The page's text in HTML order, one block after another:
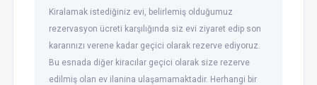
Kiralamak istediğiniz evi, belirlemiş olduğumuz
rezervasyon ücreti karşılığında siz evi ziyaret edip son
kararınızı verene kadar geçici olarak rezerve ediyoruz.
Bu esnada diğer kiracılar geçici olarak size rezerve
edilmiş olan ev ilanina ulaşamamaktadir. Herhangi bir